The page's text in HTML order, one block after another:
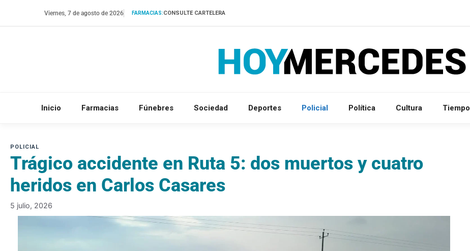
Viernes, 7 de agosto de 2026 FARMACIAS:CONSULTE CARTELERA
Inicio Farmacias Fúnebres Sociedad Deportes Policial Política Cultura Tiempo
Trágico accidente en Ruta 5: dos muertos y cuatro
heridos en Carlos Casares
5 julio, 2026